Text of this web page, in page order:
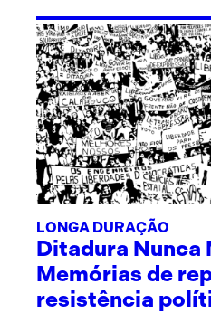
LONGA DURAÇÃO
Ditadura Nunca
Memórias de
resistência